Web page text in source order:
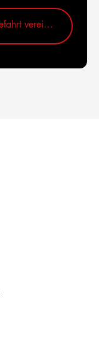
Probefahrt vereinbaren